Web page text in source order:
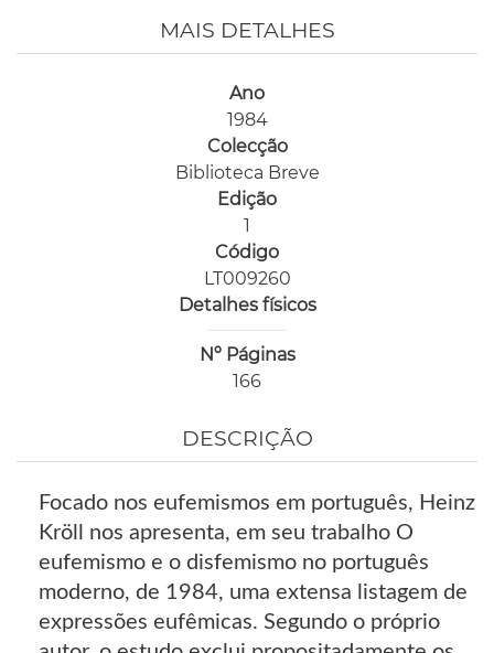
MAIS DETALHES
Ano
1984
Colecção
Biblioteca Breve
Edição
1
Código
LT009260
Detalhes físicos
Nº Páginas
166
DESCRIÇÃO
Focado nos eufemismos em português, Heinz
Kröll nos apresenta, em seu trabalho O
eufemismo e o disfemismo no português
moderno, de 1984, uma extensa listagem de
expressões eufêmicas. Segundo o próprio